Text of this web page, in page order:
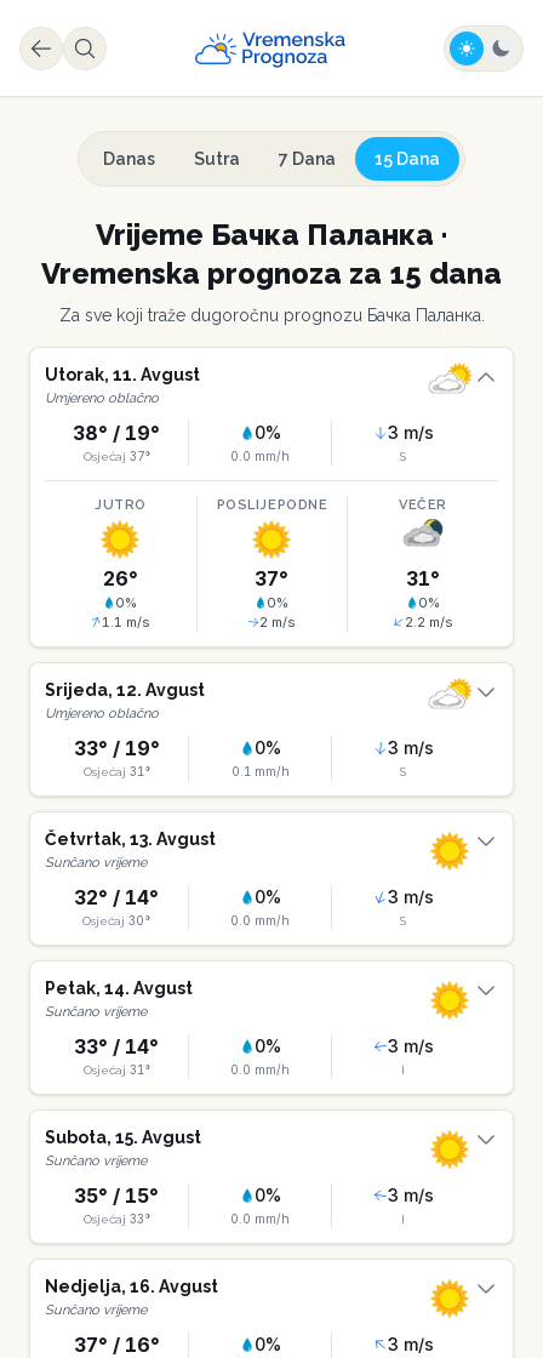
Danas Sutra 7 Dana 15 Dana
Vrijeme Бачка Паланка ·
Vremenska prognoza za 15 dana
Za sve koji traže dugoročnu prognozu Бачка Паланка
Utorak, 11. Avgust
Umjereno oblačno
38° / 19°
Osjećaj 37°
0%
0.0 mm/h
3 m/s
S
JUTRO
26°
0%
1.1 m/s
POSLIJEPODNE
37°
0%
2 m/s
VEČER
31°
0%
2.2 m/s
Srijeda, 12. Avgust
Umjereno oblačno
33° / 19°
Osjećaj 31 °
0%
0.1 mm/h
3 m/s
S
Četvrtak, 13. Avgust
Sunčano vrijeme
32° / 14°
Osjećaj 30°
0%
0.0 mm/h
3 m/s
S
Petak, 14. Avgust
Sunčano vrijeme
33° / 14°
Osjećaj 31 °
0%
0.0 mm/h
3 m/s
I
Subota, 15. Avgust
Sunčano vrijeme
35° / 15°
Osjećaj 33°
0%
0.0 mm/h
3 m/s
I
Nedjelja, 16. Avgust
Sunčano vrijeme
37° / 16° 0% 3 m/s